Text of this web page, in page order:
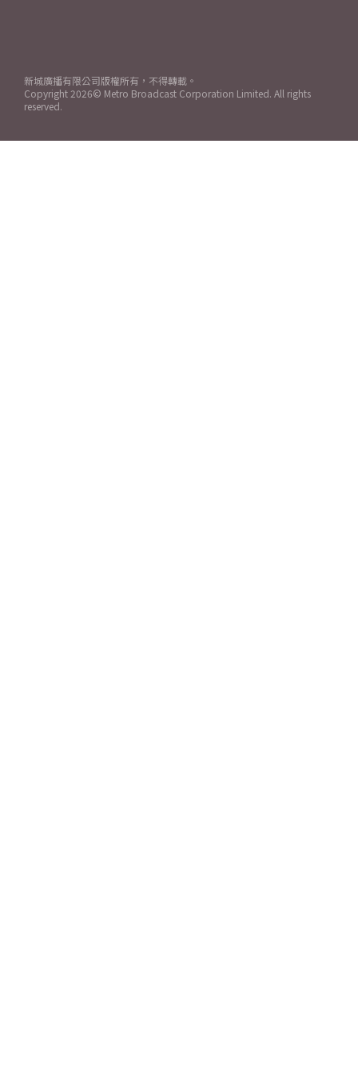
新城廣播有限公司版權所有，不得轉載。
Copyright 2026© Metro Broadcast Corporation Limited. All rights
reserved.